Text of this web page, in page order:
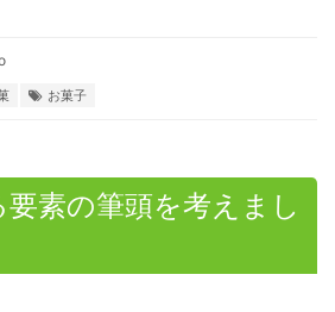
お菓子
素の筆頭を考えまし